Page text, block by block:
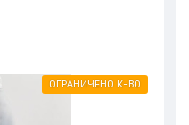
ОГРАНИЧЕНО К-ВО